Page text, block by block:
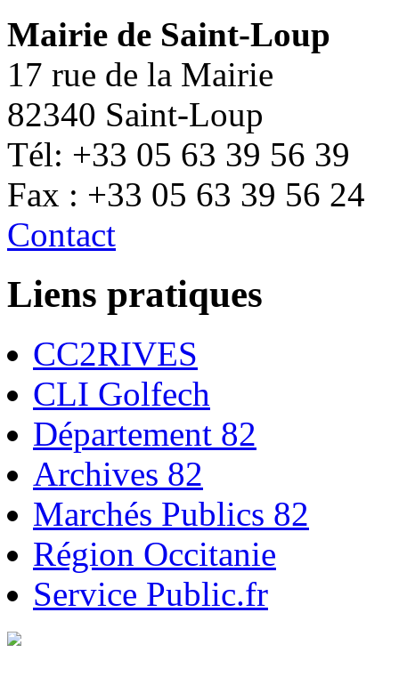
Mairie de Saint-Loup
17 rue de la Mairie
82340 Saint-Loup
Tél: +33 05 63 39 56 39
Fax : +33 05 63 39 56 24
Contact
Liens pratiques
CC2RIVES
CLI Golfech
Département 82
Archives 82
Marchés Publics 82
Région Occitanie
Service Public.fr